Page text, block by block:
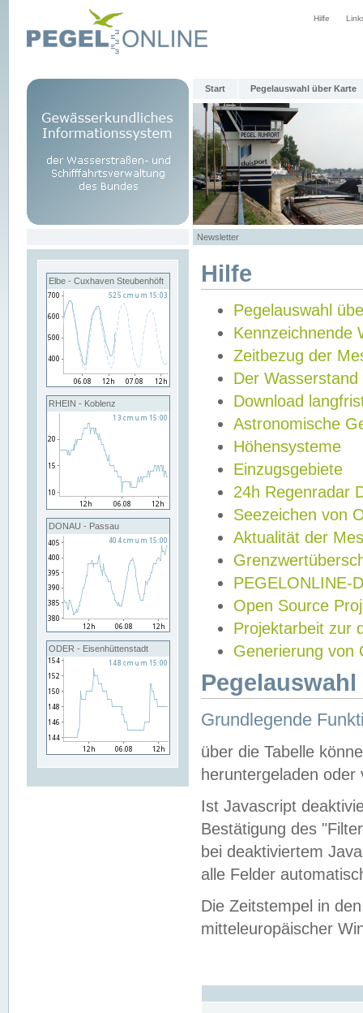
Hilfe
Start Pegelauswahl über Karte
Newsletter
Elbe - Cuxhaven Steubenhöft
RHEIN - Koblenz
DONAU - Passau
ODER - Eisenhüttenstadt
Hilfe
Pegelauswahl
Kennzeichnende
Zeitbezug der
Der Wasserstand
Download
Astronomische
Höhensysteme
Einzugsgebiete
24h Regenradar
Seezeichen von
Aktualität der
PEGELONLINE-
Open Source
Projektarbeit zur
Generierung von
Grundlegende
über die Tabelle
heruntergeladen oder
Ist Javascript
Bestätigung des
bei deaktiviertem
alle Felder
Die Zeitstempel in
mitteleuropäischer